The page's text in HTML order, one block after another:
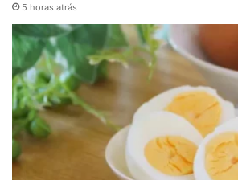
5 horas atrás